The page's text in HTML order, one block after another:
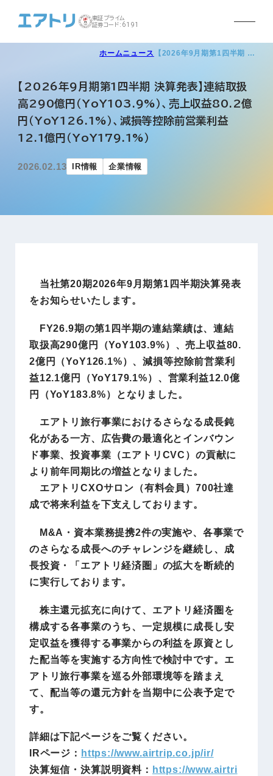
東証プライム
証券コード:6191
ホームニュース 【2026年9月期第1四半期 …
【2026年9月期第1四半期 決算発表】連結取扱
高290億円（YoY103.9%）、売上収益80.2億
円（YoY126.1%）、減損等控除前営業利益
12.1億円（YoY179.1%）
2026.02.13 IR情報 企業情報
当社第20期2026年9月期第1四半期決算発表
をお知らせいたします。
FY26.9期の第1四半期の連結業績は、連結
取扱高290億円（YoY103.9%）、売上収益80.
2億円（YoY126.1%）、減損等控除前営業利
益12.1億円（YoY179.1%）、営業利益12.0億
円（YoY183.8%）となりました。
エアトリ旅⾏事業におけるさらなる成⻑鈍
化がある⼀⽅、広告費の最適化とインバウン
ド事業、投資事業（エアトリCVC）の貢献に
より前年同期比の増益となりました。
エアトリCXOサロン（有料会員）700社達
成で将来利益を下支えしております。
M&A・資本業務提携2件の実施や、各事業で
のさらなる成長へのチャレンジを継続し、成
長投資・「エアトリ経済圏」の拡大を断続的
に実行しております。
株主還元拡充に向けて、エアトリ経済圏を
構成する各事業のうち、一定規模に成長し安
定収益を獲得する事業からの利益を原資とし
た配当等を実施する方向性で検討中です。エ
アトリ旅行事業を巡る外部環境等を踏まえ
て、配当等の還元方針を当期中に公表予定で
す。
詳細は下記ページをご覧ください。
IRページ： https://www.airtrip.co.jp/ir/
決算短信・決算説明資料： https://www.airtri